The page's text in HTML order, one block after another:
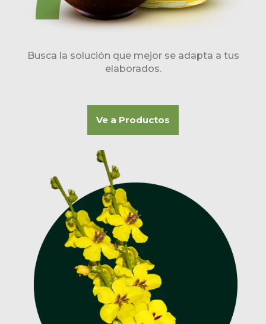
Busca la solución que mejor se adapta a tus
elaborados.
Ve a Productos